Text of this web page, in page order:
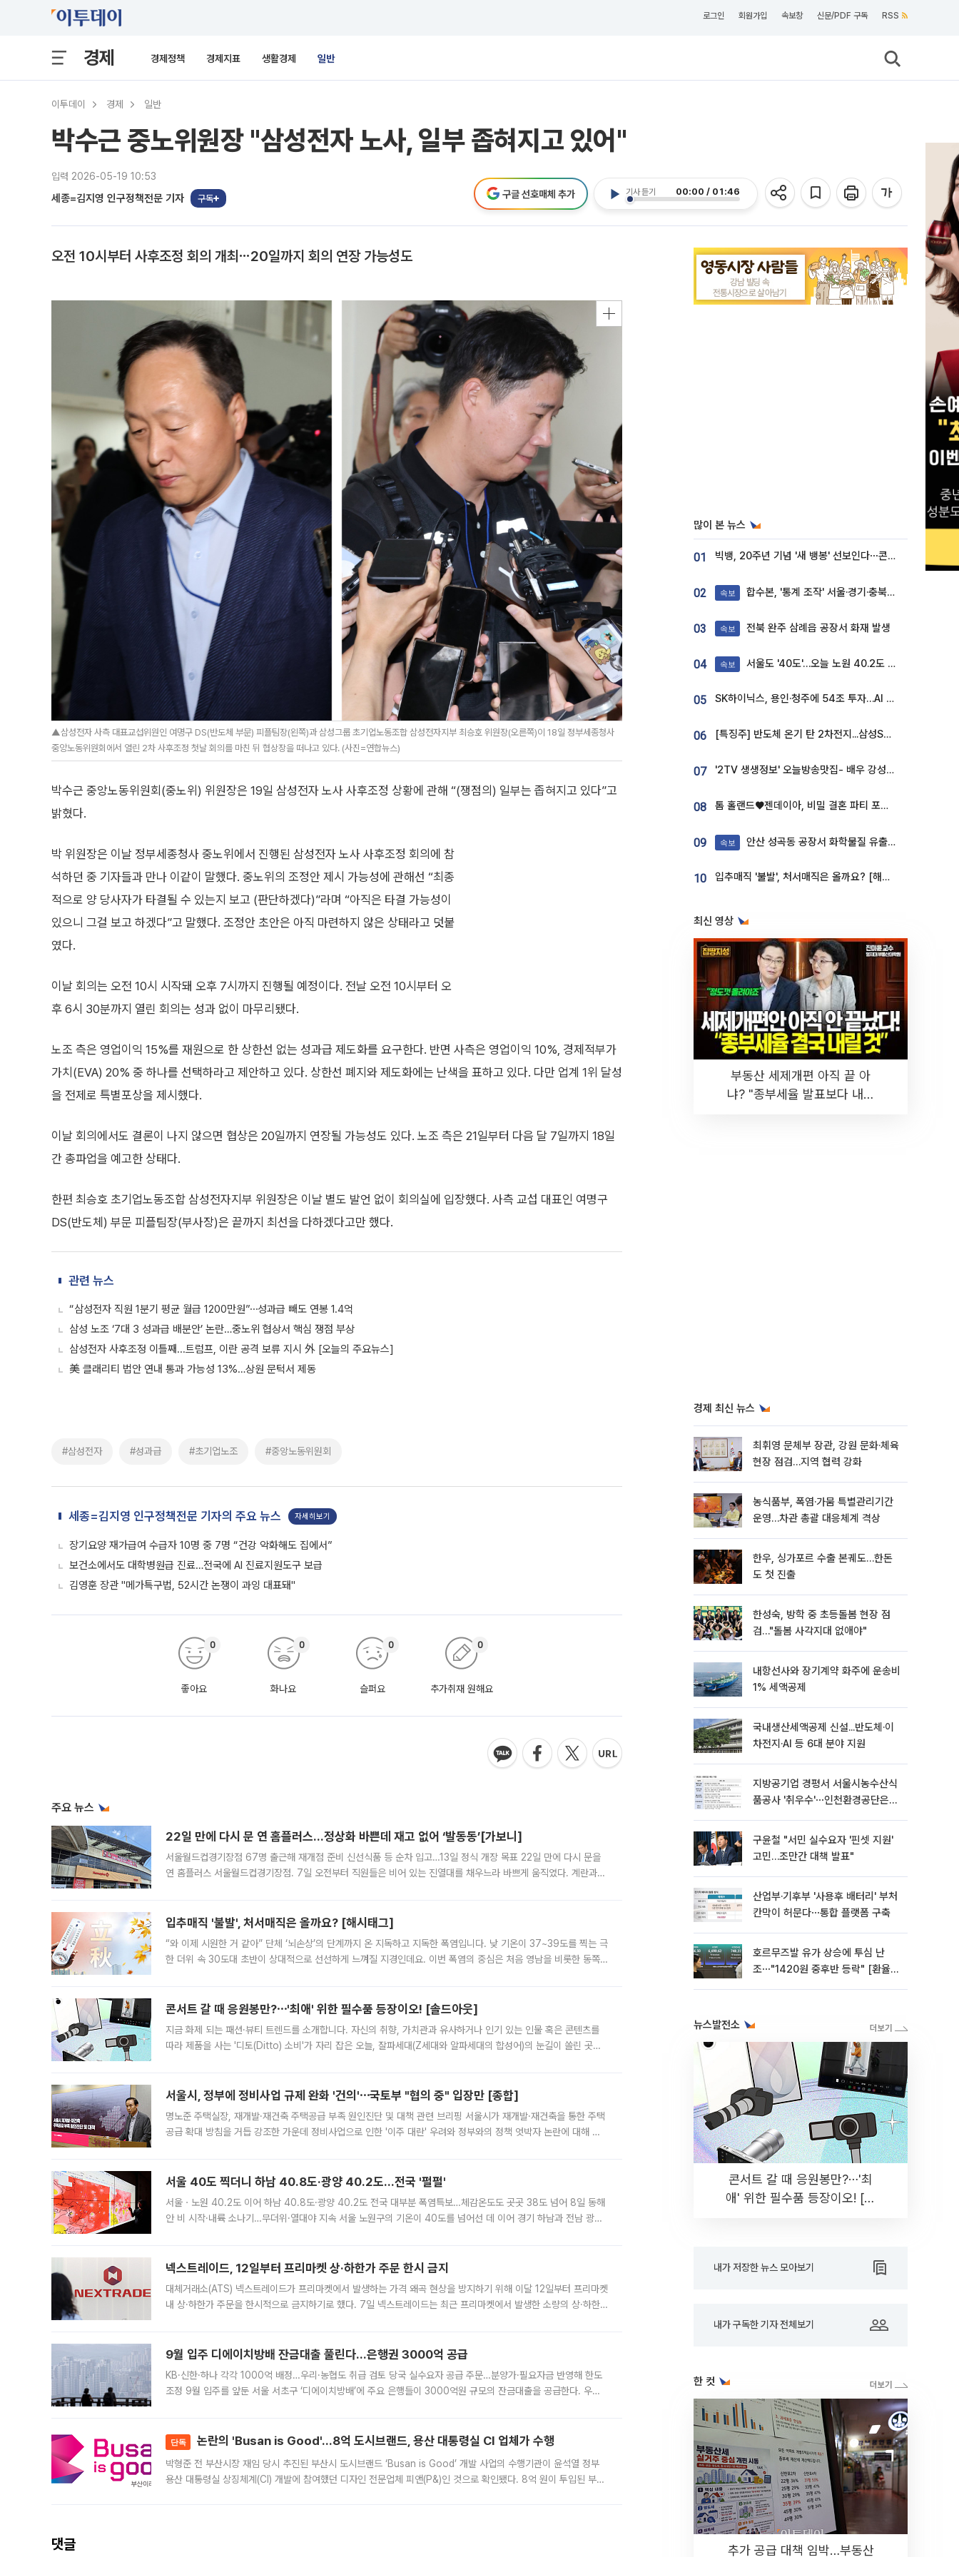
로그인 회원가입 속보창 신문/PDF 구독 RSS
경제 경제정책 경제지표 생활경제 일반
이투데이 경제 일반
박수근 중노위원장 "삼성전자 노사, 일부 좁혀지고 있어"
입력 2026-05-19 10:53
세종=김지영 인구정책전문 기자 구독
기사 듣기 00:00 / 01:46
구글 선호매체 추가
오전 10시부터 사후조정 회의 개최⋯20일까지 회의 연장 가능성도
▲삼성전자 사측 대표교섭위원인 여명구 DS(반도체 부문) 피플팀장(왼쪽)과 삼성그룹 초기업노동조합 삼성전자지부 최승호 위원장(오른쪽)이 18일 정부세종청사
중앙노동위원회에서 열린 2차 사후조정 첫날 회의를 마친 뒤 협상장을 떠나고 있다. (사진=연합뉴스)
박수근 중앙노동위원회(중노위) 위원장은 19일 삼성전자 노사 사후조정 상황에 관해 “(쟁점의) 일부는 좁혀지고 있다”고
밝혔다.
박 위원장은 이날 정부세종청사 중노위에서 진행된 삼성전자 노사 사후조정 회의에 참
석하던 중 기자들과 만나 이같이 말했다. 중노위의 조정안 제시 가능성에 관해선 “최종
적으로 양 당사자가 타결될 수 있는지 보고 (판단하겠다)”라며 “아직은 타결 가능성이
있으니 그걸 보고 하겠다”고 말했다. 조정안 초안은 아직 마련하지 않은 상태라고 덧붙
였다.
이날 회의는 오전 10시 시작돼 오후 7시까지 진행될 예정이다. 전날 오전 10시부터 오
후 6시 30분까지 열린 회의는 성과 없이 마무리됐다.
노조 측은 영업이익 15%를 재원으로 한 상한선 없는 성과급 제도화를 요구한다. 반면 사측은 영업이익 10%, 경제적부가
가치(EVA) 20% 중 하나를 선택하라고 제안하고 있다. 상한선 폐지와 제도화에는 난색을 표하고 있다. 다만 업계 1위 달성
을 전제로 특별포상을 제시했다.
이날 회의에서도 결론이 나지 않으면 협상은 20일까지 연장될 가능성도 있다. 노조 측은 21일부터 다음 달 7일까지 18일
간 총파업을 예고한 상태다.
한편 최승호 초기업노동조합 삼성전자지부 위원장은 이날 별도 발언 없이 회의실에 입장했다. 사측 교섭 대표인 여명구
DS(반도체) 부문 피플팀장(부사장)은 끝까지 최선을 다하겠다고만 했다.
관련 뉴스
“삼성전자 직원 1분기 평균 월급 1200만원”⋯성과급 빼도 연봉 1.4억
삼성 노조 ‘7대 3 성과급 배분안’ 논란…중노위 협상서 핵심 쟁점 부상
삼성전자 사후조정 이틀째...트럼프, 이란 공격 보류 지시 外 [오늘의 주요뉴스]
美 클래리티 법안 연내 통과 가능성 13%…상원 문턱서 제동
#삼성전자 #성과급 #초기업노조 #중앙노동위원회
세종=김지영 인구정책전문 기자의 주요 뉴스 자세히보기
장기요양 재가급여 수급자 10명 중 7명 “건강 악화해도 집에서”
보건소에서도 대학병원급 진료…전국에 AI 진료지원도구 보급
김영훈 장관 "메가특구법, 52시간 논쟁이 과잉 대표돼"
좋아요
0
화나요
0
슬퍼요
0
추가취재 원해요
0
주요 뉴스
22일 만에 다시 문 연 홈플러스…정상화 바쁜데 재고 없어 ‘발동동’[가보니]
서울월드컵경기장점 67명 출근해 재개점 준비 신선식품 등 순차 입고…13일 정식 개장 목표 22일 만에 다시 문을
연 홈플러스 서울월드컵경기장점. 7일 오전부터 직원들은 비어 있는 진열대를 채우느라 바쁘게 움직였다. 계란과
입추매직 '불발', 처서매직은 올까요? [해시태그]
“와 이제 시원한 거 같아” 단체 ‘뇌손상’의 단계까지 온 지독하고 지독한 폭염입니다. 낮 기온이 37~39도를 찍는 극
한 더위 속 30도대 초반이 상대적으로 선선하게 느껴질 지경인데요. 이번 폭염의 중심은 처음 영남을 비롯한 동쪽
콘서트 갈 때 응원봉만?⋯'최애' 위한 필수품 등장이오! [솔드아웃]
지금 화제 되는 패션·뷰티 트렌드를 소개합니다. 자신의 취향, 가치관과 유사하거나 인기 있는 인물 혹은 콘텐츠를
따라 제품을 사는 '디토(Ditto) 소비'가 자리 잡은 오늘, 잘파세대(Z세대와 알파세대의 합성어)의 눈길이 쏠린 곳은
서울시, 정부에 정비사업 규제 완화 '건의'⋯국토부 "협의 중" 입장만 [종합]
명노준 주택실장, 재개발·재건축 주택공급 부족 원인진단 및 대책 관련 브리핑 서울시가 재개발·재건축을 통한 주택
공급 확대 방침을 거듭 강조한 가운데 정비사업으로 인한 '이주 대란' 우려와 정부와의 정책 엇박자 논란에 대해 정
서울 40도 찍더니 하남 40.8도·광양 40.2도…전국 '펄펄'
서울ㆍ노원 40.2도 이어 하남 40.8도·광양 40.2도 전국 대부분 폭염특보…체감온도도 곳곳 38도 넘어 8일 동해
안 비 시작·내륙 소나기…무더위·열대야 지속 서울 노원구의 기온이 40도를 넘어선 데 이어 경기 하남과 전남 광양
넥스트레이드, 12일부터 프리마켓 상·하한가 주문 한시 금지
대체거래소(ATS) 넥스트레이드가 프리마켓에서 발생하는 가격 왜곡 현상을 방지하기 위해 이달 12일부터 프리마켓
내 상·하한가 주문을 한시적으로 금지하기로 했다. 7일 넥스트레이드는 최근 프리마켓에서 발생한 소량의 상·하한
9월 입주 디에이치방배 잔금대출 풀린다…은행권 3000억 공급
KB·신한·하나 각각 1000억 배정…우리·농협도 취급 검토 당국 실수요자 공급 주문…분양가·필요자금 반영해 한도
조정 9월 입주를 앞둔 서울 서초구 ‘디에이치방배’에 주요 은행들이 3000억원 규모의 잔금대출을 공급한다. 우리
단독 논란의 'Busan is Good'…8억 도시브랜드, 용산 대통령실 CI 업체가 수행
박형준 전 부산시장 재임 당시 추진된 부산시 도시브랜드 ‘Busan is Good’ 개발 사업의 수행기관이 윤석열 정부
용산 대통령실 상징체계(CI) 개발에 참여했던 디자인 전문업체 피앤(P&)인 것으로 확인됐다. 8억 원이 투입된 부산
댓글
많이 본 뉴스
01 빅뱅, 20주년 기념 '새 뱅봉' 선보인다⋯콘서트 앞두고 팝업 개최
02 속보 합수본, '통계 조작' 서울·경기·충북 선관위 등 추가 압수수색
03 속보 전북 완주 삼례읍 공장서 화재 발생
04 속보 서울도 '40도'…오늘 노원 40.2도 기록
05 SK하이닉스, 용인·청주에 54조 투자…AI 메모리 생산기지 키운다
06 [특징주] 반도체 온기 탄 2차전지...삼성SDI, 장 초반 7% 넘게 껑충
07 '2TV 생생정보' 오늘방송맛집- 배우 강성진 단골! 쌀국수ㆍ푸팟퐁 커리 맛집 '블○○○'
08 톰 홀랜드♥젠데이아, 비밀 결혼 파티 포착⋯호텔 대관비만 9억
09 속보 안산 성곡동 공장서 화학물질 유출 사고 발생
10 입추매직 '불발', 처서매직은 올까요? [해시태그]
최신 영상
부동산 세제개편 아직 끝 아
냐? "종부세율 발표보다 내릴
경제 최신 뉴스
최휘영 문체부 장관, 강원 문화·체육
현장 점검…지역 협력 강화
농식품부, 폭염·가뭄 특별관리기간
운영…차관 총괄 대응체계 격상
한우, 싱가포르 수출 본궤도…한돈
도 첫 진출
한성숙, 방학 중 초등돌봄 현장 점
검…"돌봄 사각지대 없애야"
내항선사와 장기계약 화주에 운송비
1% 세액공제
국내생산세액공제 신설...반도체·이
차전지·AI 등 6대 분야 지원
지방공기업 경평서 서울시농수산식
품공사 '취우수'⋯인천환경공단은
구윤철 "서민 실수요자 '핀셋 지원'
고민…조만간 대책 발표"
산업부·기후부 '사용후 배터리' 부처
칸막이 허문다⋯통합 플랫폼 구축
호르무즈발 유가 상승에 투심 난
조⋯"1420원 중후반 등락" [환율전
뉴스발전소
콘서트 갈 때 응원봉만?⋯'최
애' 위한 필수품 등장이오! [솔
내가 저장한 뉴스 모아보기
내가 구독한 기자 전체보기
한 컷
추가 공급 대책 임박…부동산